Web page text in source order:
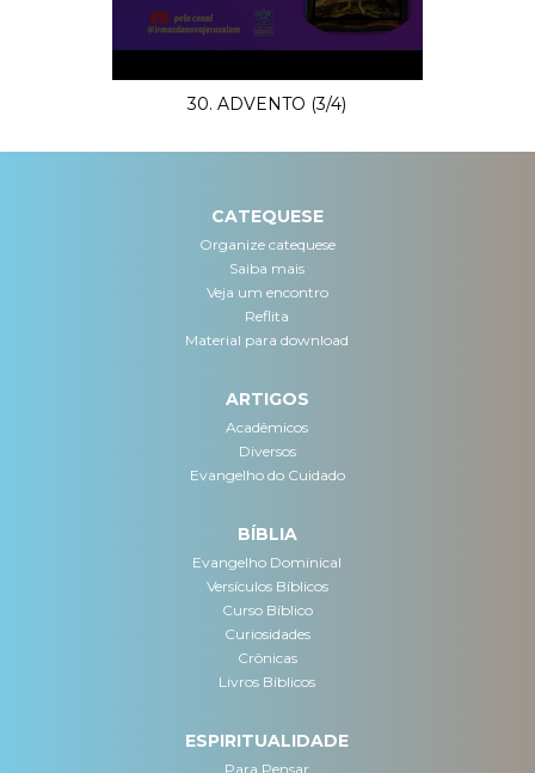
30. ADVENTO (3/4)
CATEQUESE
Organize catequese
Saiba mais
Veja um encontro
Reflita
Material para download
ARTIGOS
Acadêmicos
Diversos
Evangelho do Cuidado
BÍBLIA
Evangelho Dominical
Versículos Bíblicos
Curso Bíblico
Curiosidades
Crônicas
Livros Bíblicos
ESPIRITUALIDADE
Para Pensar